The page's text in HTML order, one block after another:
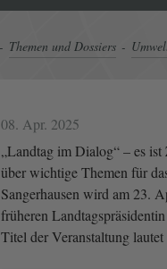
Themen und Dossiers
08. Apr. 2025
„Landtag im Dialog“ – es
über wichtige Themen für
Sangerhausen wird am 23.
früheren
Titel der Veranstaltung